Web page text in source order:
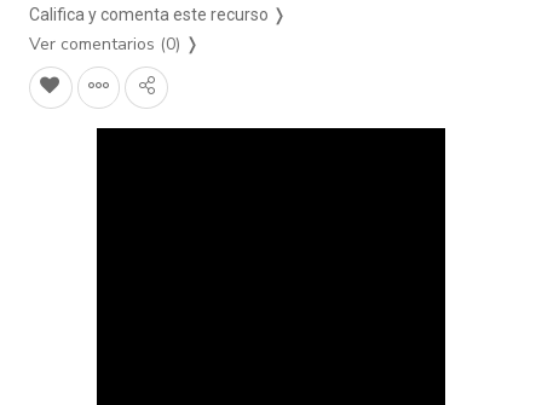
Califica y comenta este recurso ❭
Ver comentarios (0) ❭